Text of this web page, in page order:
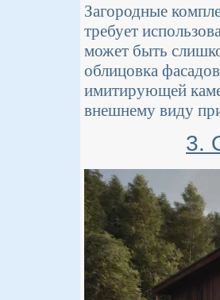
Загородные
требует
может быть
облицовка
имитирующей
внешнему виду
3.